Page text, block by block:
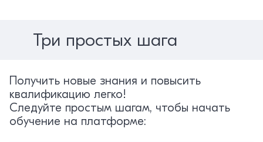
Три простых шага
Получить новые знания и повысить
квалификацию легко!
Следуйте простым шагам, чтобы начать
обучение на платформе: